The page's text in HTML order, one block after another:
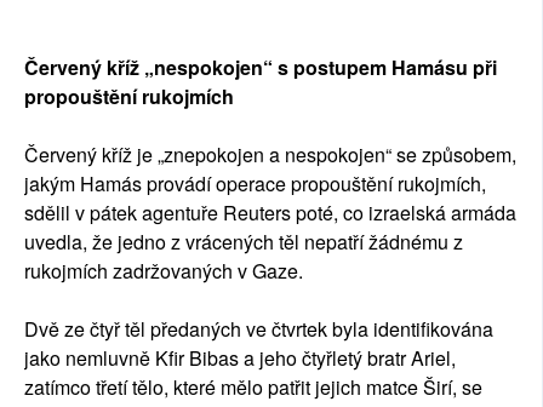
Červený kříž „nespokojen“ s postupem Hamásu při
propouštění rukojmích
Červený kříž je „znepokojen a nespokojen“ se způsobem,
jakým Hamás provádí operace propouštění rukojmích,
sdělil v pátek agentuře Reuters poté, co izraelská armáda
uvedla, že jedno z vrácených těl nepatří žádnému z
rukojmích zadržovaných v Gaze.
Dvě ze čtyř těl předaných ve čtvrtek byla identifikována
jako nemluvně Kfir Bibas a jeho čtyřletý bratr Ariel,
zatímco třetí tělo, které mělo patřit jejich matce Širí, se